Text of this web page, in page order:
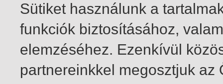
Sütiket használunk a
funkciók biztosításához,
elemzéséhez. Ezenkívül
partnereinkkel megosztjuk